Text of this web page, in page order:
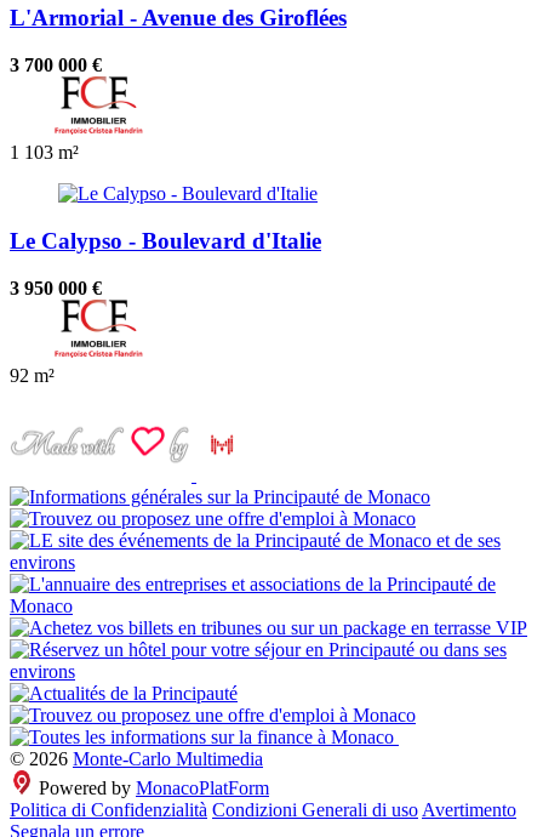
L'Armorial - Avenue des Giroflées
3 700 000 €
1 103 m²
Le Calypso - Boulevard d'Italie
3 950 000 €
92 m²
© 2026 Monte-Carlo Multimedia
Powered by MonacoPlatForm
Politica di Confidenzialità Condizioni Generali di uso Avertimento
Segnala un errore